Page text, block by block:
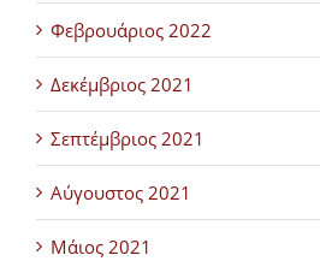
Φεβρουάριος 2022
Δεκέμβριος 2021
Σεπτέμβριος 2021
Αύγουστος 2021
Μάιος 2021